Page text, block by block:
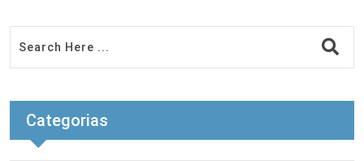
Categorias